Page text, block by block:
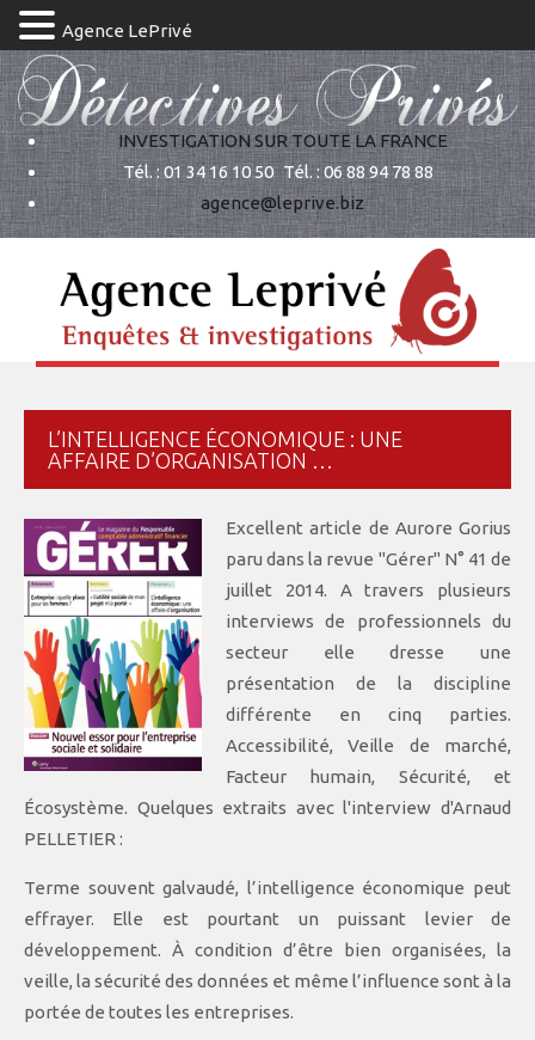
INVESTIGATION SUR TOUTE LA FRANCE
Tél. : 01 34 16 10 50 Tél. : 06 88 94 78 88
agence@leprive.biz
L’INTELLIGENCE ÉCONOMIQUE : UNE
AFFAIRE D’ORGANISATION …
Excellent article de Aurore Gorius
paru dans la revue "Gérer" N° 41 de
juillet 2014. A travers plusieurs
interviews de professionnels du
secteur elle dresse une
présentation de la discipline
différente en cinq parties.
Accessibilité, Veille de marché,
Facteur humain, Sécurité, et
Écosystème. Quelques extraits avec l'interview d'Arnaud
PELLETIER :
Terme souvent galvaudé, l’intelligence économique peut
effrayer. Elle est pourtant un puissant levier de
développement. À condition d’être bien organisées, la
veille, la sécurité des données et même l’influence sont à la
portée de toutes les entreprises.
Agence LePrivé